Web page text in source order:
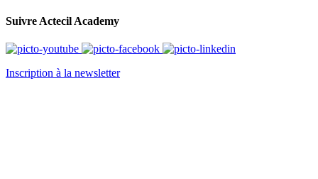
Suivre Actecil Academy
Inscription à la newsletter